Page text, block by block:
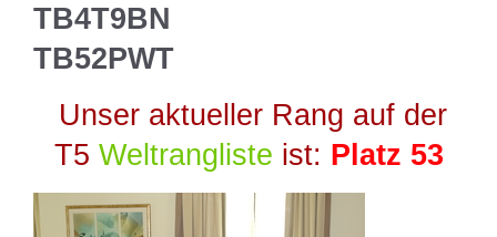
TB4T9BN
TB52PWT
Unser aktueller Rang auf der
T5 Weltrangliste ist: Platz 53